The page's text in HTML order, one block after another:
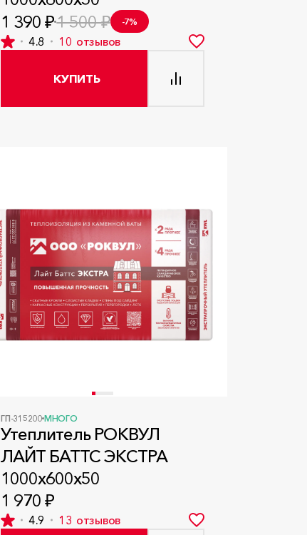
1 390 ₽1 500 ₽ -7%
4.8 10 отзывов
КУПИТЬ
ГП-315200 МНОГО
Утеплитель РОКВУЛ
ЛАЙТ БАТТС ЭКСТРА
1000x600x50
1 970 ₽
4.9 13 отзывов